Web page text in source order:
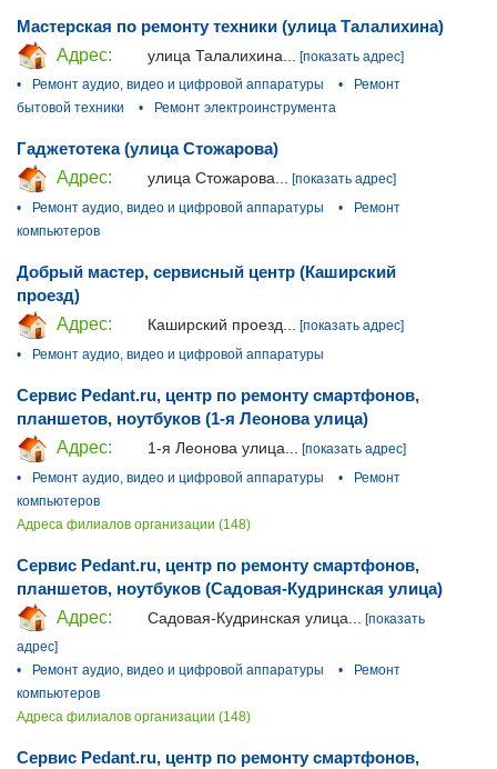
Мастерская по ремонту техники (улица Талалихина)
Адрес:
улица Талалихина...
[показать адрес]
•
Ремонт аудио, видео и цифровой аппаратуры •
Ремонт
бытовой техники
• Ремонт электроинструмента
Гаджетотека (улица Стожарова)
Адрес:
улица Стожарова... [показать адрес]
•
Ремонт аудио, видео и цифровой аппаратуры •
Ремонт
компьютеров
Добрый мастер, сервисный центр (Каширский
проезд)
Адрес:
Каширский проезд...
[показать адрес]
•
Ремонт аудио, видео и цифровой аппаратуры
Сервис Pedant.ru, центр по ремонту смартфонов,
планшетов, ноутбуков (1-я Леонова улица)
Адрес:
1-я Леонова улица...
[показать адрес]
•
Ремонт аудио, видео и цифровой аппаратуры •
Ремонт
компьютеров
Адреса филиалов организации (148)
Сервис Pedant.ru, центр по ремонту смартфонов,
планшетов, ноутбуков (Садовая-Кудринская улица)
Адрес:
Садовая-Кудринская улица...
[показать
адрес]
•
Ремонт аудио, видео и цифровой аппаратуры •
Ремонт
компьютеров
Адреса филиалов организации (148)
Сервис Pedant.ru, центр по ремонту смартфонов,